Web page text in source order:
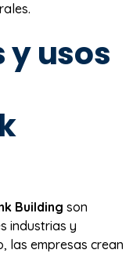
usos
Building son
industrias y
las empresas crean